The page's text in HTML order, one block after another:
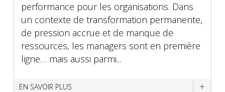
performance pour les organisations. Dans
un contexte de transformation permanente,
de pression accrue et de manque de
ressources, les managers sont en première
ligne… mais aussi parmi...
EN SAVOIR PLUS